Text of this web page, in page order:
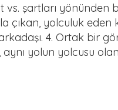
vs. şartları yönünden
çıkan, yolculuk eden
4. Ortak bir
yolun yolcusu